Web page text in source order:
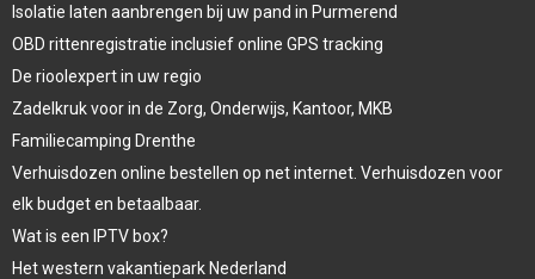
Isolatie laten aanbrengen bij uw pand in Purmerend
OBD rittenregistratie inclusief online GPS tracking
De rioolexpert in uw regio
Zadelkruk voor in de Zorg, Onderwijs, Kantoor, MKB
Familiecamping Drenthe
Verhuisdozen online bestellen op net internet. Verhuisdozen voor
elk budget en betaalbaar.
Wat is een IPTV box?
Het western vakantiepark Nederland